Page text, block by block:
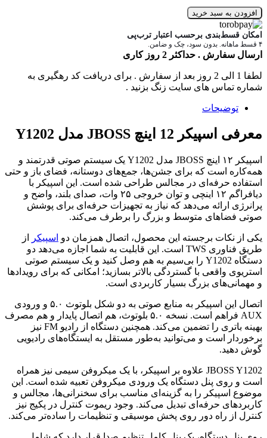
افزودن به سبد خرید
امکان قسط‌بندی برحسب اعتبار ترب‌پی
۴ قسط ماهانه. بدون سود، چک و ضامن.
ارسال سفارش . حداکثر 2 روز کاری
لطفا 1 الی 2 روز بعد از سفارش . برای دریافت کد رهگیری به
شماره تماس های سایت زنگ بزنید .
توضیحات
معرفی اسپیکر 12 اینچ JBOSS مدل Y1202
اسپیکر ۱۲ اینچ JBOSS مدل Y1202 یک سیستم صوتی قدرتمند و
همه‌کاره است که برای جشن‌ها، جمع‌های دوستانه، فضای باز و حتی
استفاده حرفه‌ای در مجالس طراحی شده است. این اسپیکر با
دیافراگم ۱۲ اینچی و توان خروجی ۲۵ وات، صدای بلند، واضح و
پرانرژی ارائه می‌دهد که نیاز به تجهیزات حرفه‌ای برای پوشش
صوتی فضاهای متوسط و بزرگ را برطرف می‌کند.
یکی از نکات برجسته این محصول، اتصال همزمان دو اسپیکر
از
طریق فناوری TWS است. این قابلیت به شما اجازه می‌دهد دو
دستگاه Y1202 را بی‌سیم به هم وصل کنید و یک سیستم صوتی
استریوی واقعی با گستردگی بالاتر بسازید؛ امکانی که برای رویدادها
و مهمانی‌های بزرگ بسیار کاربردی است.
اتصال این اسپیکر به منابع صوتی به دو شکل بلوتوث ۵.۰ و ورودی
AUX فراهم است. نسخه ۵.۰ بلوتوث، هم اتصال پایدار و هم مصرف
بهینه باتری را تضمین می‌کند. همچنین دستگاه از رادیو FM نیز
برخوردار است و می‌توانید به‌طور مستقل به ایستگاه‌های رادیویی
گوش دهید.
JBOSS Y1202 علاوه بر اسپیکر، با یک میکروفن سیمی نیز همراه
است و روی پنل دستگاه یک ورودی میکروفن تعبیه شده است. این
موضوع اسپیکر را به گزینه‌ای مناسب برای سخنرانی‌ها، مجالس و
کاربردهای حرفه‌ای تبدیل می‌کند. وجود ریموت کنترل در پکیج نیز
کنترل از راه دور روی پخش موسیقی و تنظیمات را ساده‌تر می‌کند.